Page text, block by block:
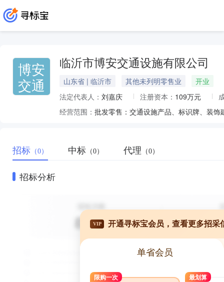
博安
交通
临沂市博安交通设施有限公司
山东省 | 临沂市 其他未列明零售业
开业
法定代表人： 刘嘉庆 注册资本： 109万元
经营范围：
招标 （0） 中标 （0） 代理 （0）
招标分析
VIP 开通寻标宝会员，查看更多招采
单省会员
限购一次 最划算